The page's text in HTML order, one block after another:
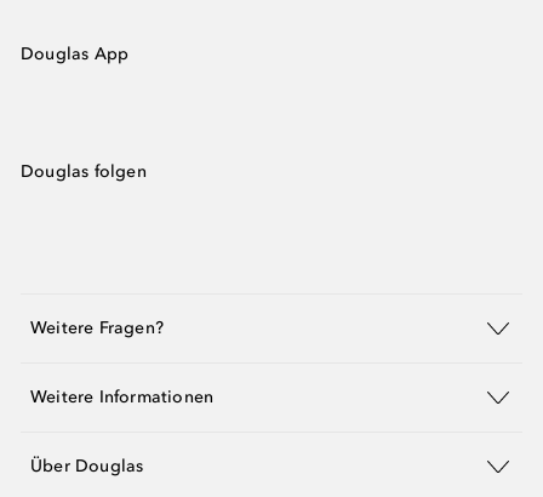
Douglas App
Douglas folgen
Weitere Fragen?
Weitere Informationen
Über Douglas